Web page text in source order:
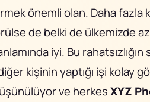
önemli olan. Daha
de belki de ülkemizde
iyi. Bu rahatsızlığın
kişinin yaptığı işi kolay
ve herkesXYZ